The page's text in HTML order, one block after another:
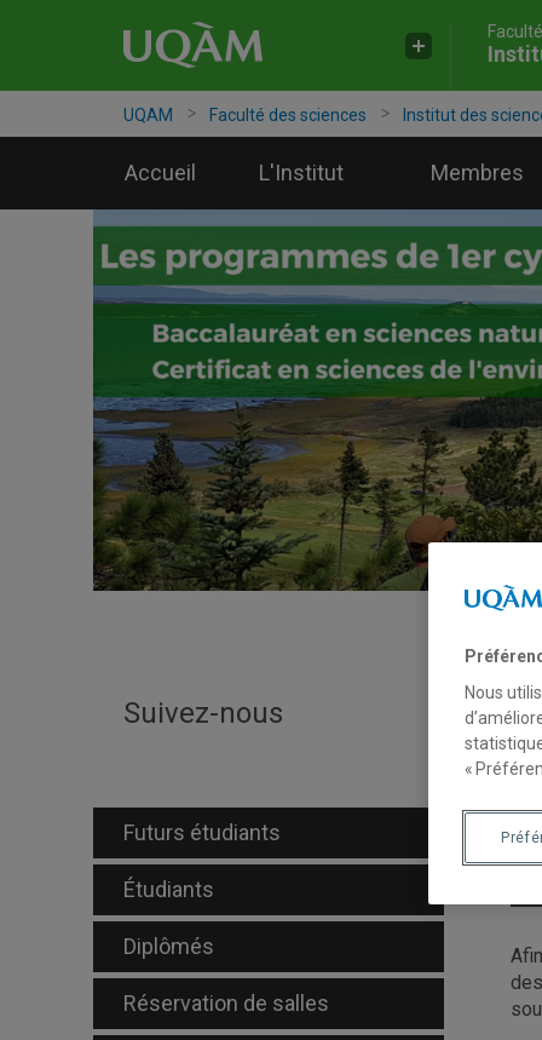
Accéder
la
recherche
Accéder
menu
pricipal
Accéder
la
zone
centrale
UQAM Faculté des sciences Institut des
Accueil L'Institut Membres
Suivez-nous
Futurs étudiants
Étudiants
Diplômés
Réservation de salles
Nous
«